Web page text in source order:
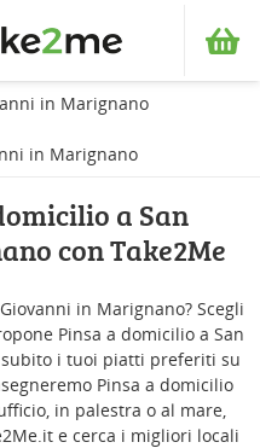
in Marignano
in Marignano
a San
con Take2Me
in Marignano? Scegli
Pinsa a domicilio a San
i tuoi piatti preferiti su
Pinsa a domicilio
in palestra o al mare,
e cerca i migliori locali